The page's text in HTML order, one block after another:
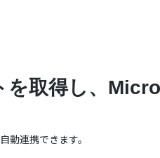
を取得し、
動連携できます。